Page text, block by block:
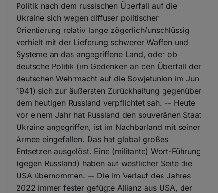
Politik nach dem russischen Überfall auf die
Ukraine sich wegen diffuser politischer
Orientierung relativ lange zögerlich/unschlüssig
verhielt mit der Lieferung schwerer Waffen und
Systeme an das angegriffene Land, oder ob
deutsche Politik (im Gedenken an den Überfall der
deutschen Wehrmacht auf die Sowjetunion im Juni
1941) sich zur äußersten Zurückhaltung gegenüber
dem heutigen Russland verpflichtet sah. -- Heute
vor einem Jahr hat Russland den souveränen Staat
Ukraine angegriffen, ist im Nachbarland mit seiner
Armee eingefallen. Das hat global großes
Entsetzen ausgelöst. Eine (militante) Wort-Führung
(gegen Russland) haben auf westlicher Seite die
USA übernommen. -- Die im Verlauf des Jahres
2022 immer fester gefügte Allianz aus USA, der